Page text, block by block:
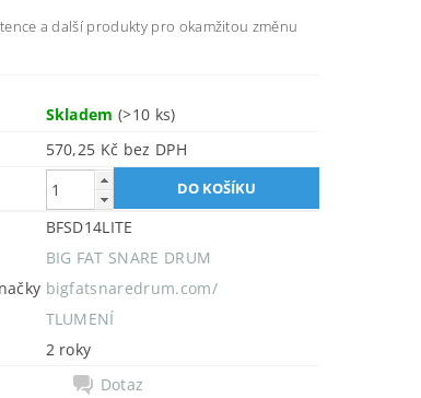
a další produkty pro okamžitou změnu
Skladem(>10 ks)
570,25 Kč bez DPH
BFSD14LITE
BIG FAT SNARE DRUM
bigfatsnaredrum.com/
TLUMENÍ
2 roky
Dotaz